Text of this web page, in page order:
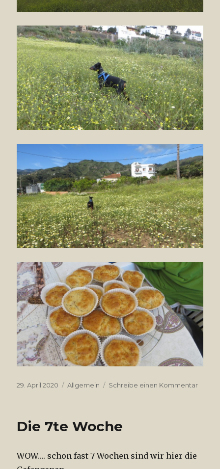
Veröffentlicht
29. April 2020 Kategorien
Allgemein Schreibe einen Kommentar
Die 7te Woche
WOW…. schon fast 7 Wochen sind wir hier die